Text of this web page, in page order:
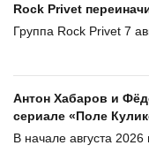
Rock Privet
Группа Rock Privet 7
Антон Хабаров и
сериале «Поле
В начале августа 2026